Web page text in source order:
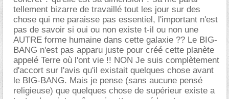
tellement bizarre de travaillé tout les jour sur des
chose qui me paraisse pas essentiel, l'important n'est
pas de savoir si oui ou non existe t-il ou non une
AUTRE forme humaine dans cette galaxie ?? Le BIG-
BANG n'est pas apparu juste pour créé cette planète
appelé Terre où l'ont vie !! NON Je suis complètement
d'accort sur l'avis qu'il existait quelques chose avant
le BIG-BANG. Mais je pense (sans aucune pensé
religieuse) que quelques chose de supérieur existe a